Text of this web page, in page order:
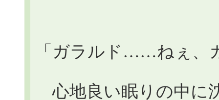
「ガラルド……ねぇ、
心地良い眠りの中に